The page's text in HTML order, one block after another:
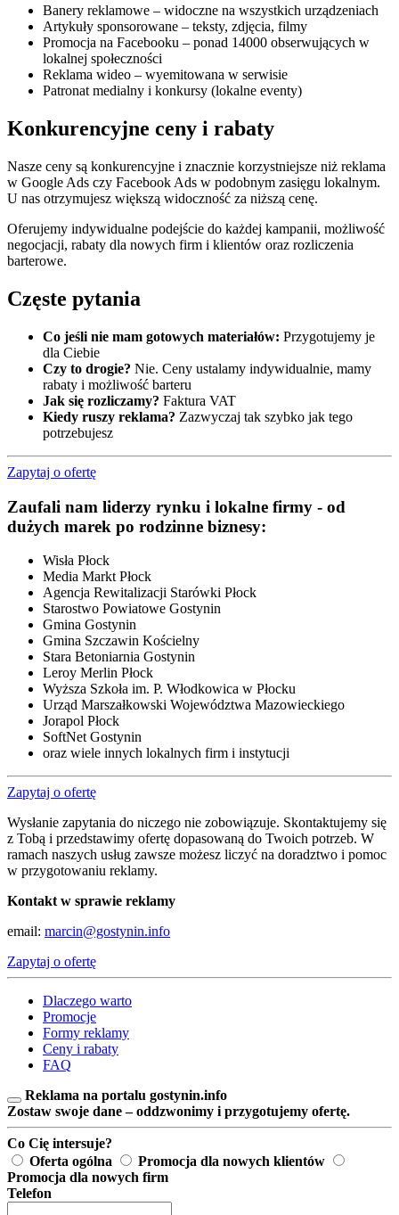
Banery reklamowe – widoczne na wszystkich urządzeniach
Artykuły sponsorowane – teksty, zdjęcia, filmy
Promocja na Facebooku – ponad 14000 obserwujących w
lokalnej społeczności
Reklama wideo – wyemitowana w serwisie
Patronat medialny i konkursy (lokalne eventy)
Konkurencyjne ceny i rabaty
Nasze ceny są konkurencyjne i znacznie korzystniejsze niż reklama
w Google Ads czy Facebook Ads w podobnym zasięgu lokalnym.
U nas otrzymujesz większą widoczność za niższą cenę.
Oferujemy indywidualne podejście do każdej kampanii, możliwość
negocjacji, rabaty dla nowych firm i klientów oraz rozliczenia
barterowe.
Częste pytania
Co jeśli nie mam gotowych materiałów: Przygotujemy je
dla Ciebie
Czy to drogie? Nie. Ceny ustalamy indywidualnie, mamy
rabaty i możliwość barteru
Jak się rozliczamy? Faktura VAT
Kiedy ruszy reklama? Zazwyczaj tak szybko jak tego
potrzebujesz
Zapytaj o ofertę
Zaufali nam liderzy rynku i lokalne firmy - od
dużych marek po rodzinne biznesy:
Wisła Płock
Media Markt Płock
Agencja Rewitalizacji Starówki Płock
Starostwo Powiatowe Gostynin
Gmina Gostynin
Gmina Szczawin Kościelny
Stara Betoniarnia Gostynin
Leroy Merlin Płock
Wyższa Szkoła im. P. Włodkowica w Płocku
Urząd Marszałkowski Województwa Mazowieckiego
Jorapol Płock
SoftNet Gostynin
oraz wiele innych lokalnych firm i instytucji
Zapytaj o ofertę
Wysłanie zapytania do niczego nie zobowiązuje. Skontaktujemy się
z Tobą i przedstawimy ofertę dopasowaną do Twoich potrzeb. W
ramach naszych usług zawsze możesz liczyć na doradztwo i pomoc
w przygotowaniu reklamy.
Kontakt w sprawie reklamy
email: marcin@gostynin.info
Zapytaj o ofertę
Dlaczego warto
Promocje
Formy reklamy
Ceny i rabaty
FAQ
Reklama na portalu gostynin.info
Zostaw swoje dane – oddzwonimy i przygotujemy ofertę.
Co Cię intersuje?
Oferta ogólna
Promocja dla nowych klientów
Promocja dla nowych firm
Telefon